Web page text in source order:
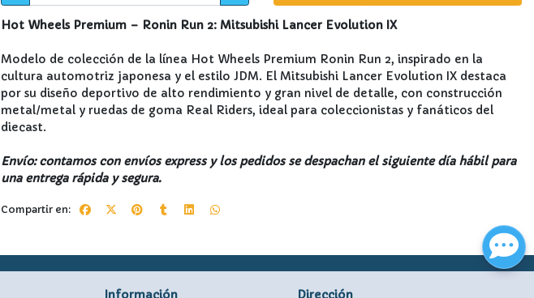
Hot Wheels Premium – Ronin Run 2: Mitsubishi Lancer Evolution IX
Modelo de colección de la línea Hot Wheels Premium Ronin Run 2, inspirado en la
cultura automotriz japonesa y el estilo JDM. El Mitsubishi Lancer Evolution IX destaca
por su diseño deportivo de alto rendimiento y gran nivel de detalle, con construcción
metal/metal y ruedas de goma Real Riders, ideal para coleccionistas y fanáticos del
diecast.
Envío: contamos con envíos express y los pedidos se despachan el siguiente día hábil para
una entrega rápida y segura.
Compartir en:
Información Dirección